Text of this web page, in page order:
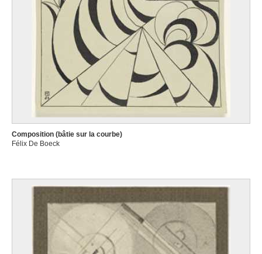
Composition (bâtie sur la courbe)
Félix De Boeck